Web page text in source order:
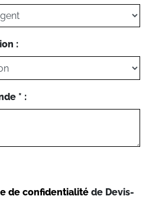
:
* :
de confidentialité de Devis-